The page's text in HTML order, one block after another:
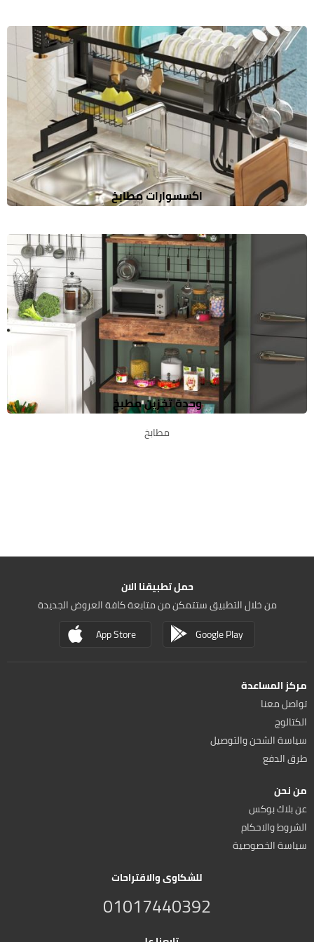
اكسسوارات مطابخ
وحدة تخزين مطبخ
مطابخ
حمل تطبيقنا الان
من خلال التطبيق ستتمكن من متابعة كافة العروض الجديدة
Google Play
App Store
مركز المساعدة
تواصل معنا
الكتالوج
سياسة الشحن والتوصيل
طرق الدفع
من نحن
عن بلاك بوكس
الشروط والاحكام
سياسة الخصوصية
للشكاوى والاقتراحات
01017440392